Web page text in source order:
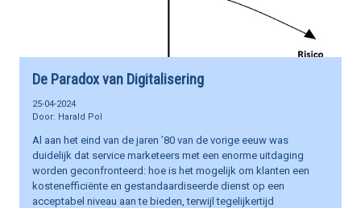
De Paradox van Digitalisering
25-04-2024
Harald Pol
Al aan het eind van de jaren ’80 van de vorige eeuw was
duidelijk dat service marketeers met een enorme uitdaging
worden geconfronteerd: hoe is het mogelijk om klanten een
kostenefficiënte en gestandaardiseerde dienst op een
acceptabel niveau aan te bieden, terwijl tegelijkertijd